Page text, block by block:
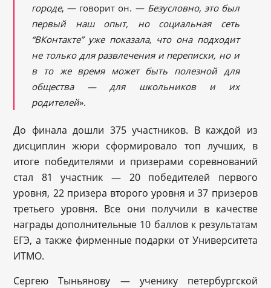
городе, — говорит он. — Безусловно, это был
первый наш опыт, но социальная сеть
“ВКонтакте”уже показала, что она подходит
не только для развлечения и переписки, но и
в то же время может быть полезной для
общества — для школьников и их
родителей».
До финала дошли 375 участников. В каждой из
дисциплин жюри сформировало топ лучших, в
итоге победителями и призерами соревнований
стал 81 участник — 20 победителей первого
уровня, 22 призера второго уровня и 37 призеров
третьего уровня. Все они получили в качестве
награды дополнительные 10 баллов к результатам
ЕГЭ, а также фирменные подарки от Университета
ИТМО.
Сергею Тыньянову — ученику петербургской